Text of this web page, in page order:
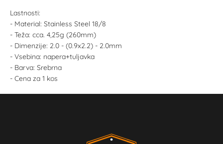
Lastnosti:
- Material: Stainless Steel 18/8
- Teža: cca. 4,25g (260mm)
- Dimenzije: 2.0 - (0.9x2.2) - 2.0mm
- Vsebina: napera+tuljavka
- Barva: Srebrna
- Cena za 1 kos